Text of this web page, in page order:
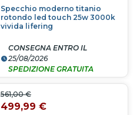
Specchio moderno titanio
rotondo led touch 25w 3000k
vivida lifering
CONSEGNA ENTRO IL
25/08/2026
SPEDIZIONE GRATUITA
561,00 €
499,99 €